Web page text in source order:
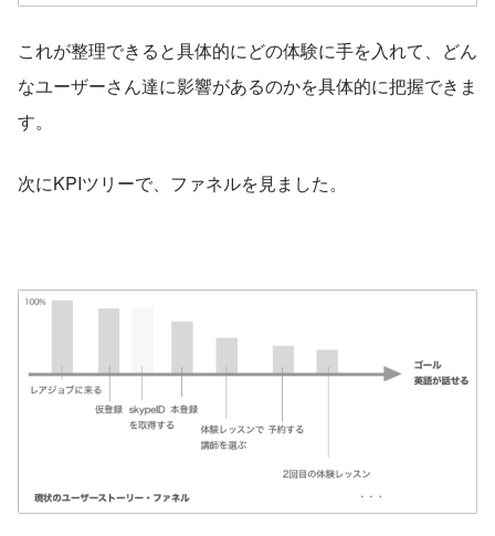
これが整理できると具体的にどの体験に手を入れて、どん
なユーザーさん達に影響があるのかを具体的に把握できま
す。
次にKPIツリーで、ファネルを見ました。